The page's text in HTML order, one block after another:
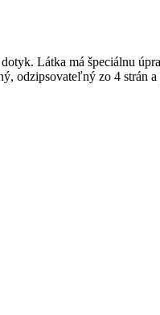
Látka má špeciálnu
odzipsovateľný zo 4 strán